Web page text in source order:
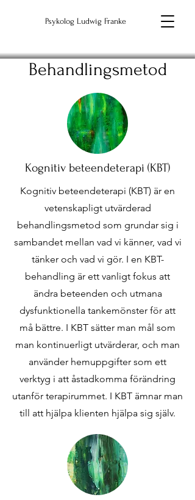
Psykolog Ludwig Franke
Behandlingsmetod
Kognitiv beteendeterapi (KBT)
Kognitiv beteendeterapi (KBT) är en
vetenskapligt utvärderad
behandlingsmetod som grundar sig i
sambandet mellan vad vi känner, vad vi
tänker och vad vi gör. I en KBT-
behandling är ett vanligt fokus att
ändra beteenden och utmana
dysfunktionella tankemönster för att
må bättre. I KBT sätter man mål som
man kontinuerligt utvärderar, och man
använder hemuppgifter som ett
verktyg i att åstadkomma förändring
utanför terapirummet. I KBT ämnar man
till att hjälpa klienten hjälpa sig själv.